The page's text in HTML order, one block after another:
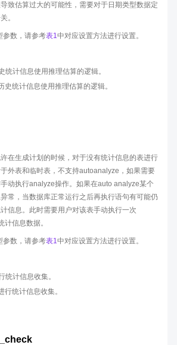
致估算过大的可能性，需要对于日期类型数据定
。
参数，请参考表1中对应设置方法进行设置。
统计信息使用推理估算的逻辑。
史统计信息使用推理估算的逻辑。
许在生成计划的时候，对于没有统计信息的表进行
外表和临时表，不支持autoanalyze，如果需要
动执行analyze操作。如果在auto analyze某个
常，当数据库正常运行之后再执行语句有可能仍
信息。此时需要用户对该表手动执行一次
信息数据。
参数，请参考表1中对应设置方法进行设置。
统计信息收集。
行统计信息收集。